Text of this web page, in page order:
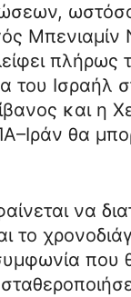
Μπενιαμίν
πλήρως
του Ισραήλ
και η
θα
να
το
που